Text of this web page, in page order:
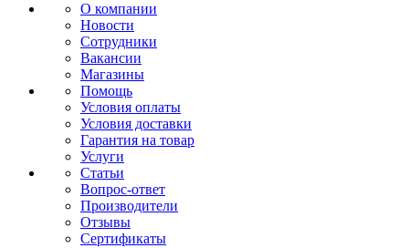
О компании
Новости
Сотрудники
Вакансии
Магазины
Помощь
Условия оплаты
Условия доставки
Гарантия на товар
Услуги
Статьи
Вопрос-ответ
Производители
Отзывы
Сертификаты